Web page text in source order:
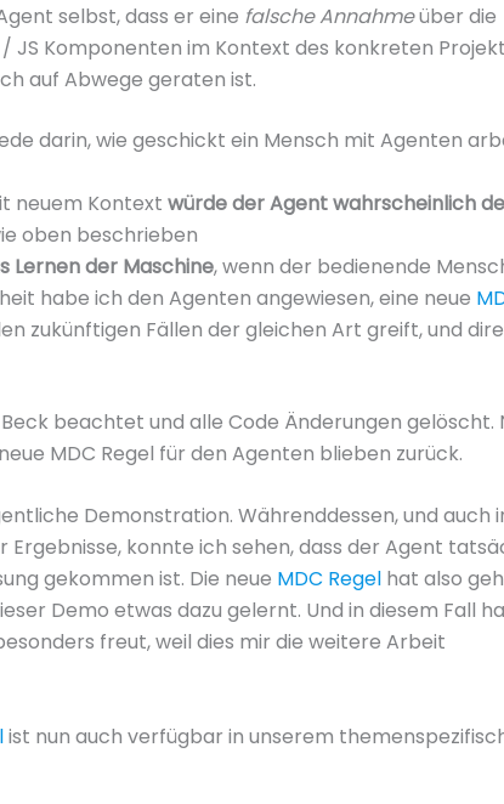
selbst, dass er eine falsche Annahmeüber die
JS Komponenten im Kontext des konkreten
auf Abwege geraten ist.
darin, wie geschickt ein Mensch mit Agenten
neuem Kontext würde der Agent wahrscheinlich
oben beschrieben
Lernen der Maschine, wenn der bedienende
habe ich den Agenten angewiesen, eine neue
zukünftigen Fällen der gleichen Art greift, und
beachtet und alle Code Änderungen gelöscht.
MDC Regel für den Agenten blieben zurück.
Demonstration. Währenddessen, und auch
konnte ich sehen, dass der Agent
gekommen ist. Die neue MDC Regel hat also
Demo etwas dazu gelernt. Und in diesem Fall
freut, weil dies mir die weitere Arbeit
ist nun auch verfügbar in unserem